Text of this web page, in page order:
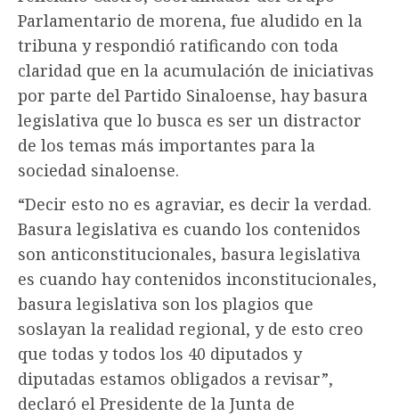
Parlamentario de morena, fue aludido en la
tribuna y respondió ratificando con toda
claridad que en la acumulación de iniciativas
por parte del Partido Sinaloense, hay basura
legislativa que lo busca es ser un distractor
de los temas más importantes para la
sociedad sinaloense.
“Decir esto no es agraviar, es decir la verdad.
Basura legislativa es cuando los contenidos
son anticonstitucionales, basura legislativa
es cuando hay contenidos inconstitucionales,
basura legislativa son los plagios que
soslayan la realidad regional, y de esto creo
que todas y todos los 40 diputados y
diputadas estamos obligados a revisar”,
declaró el Presidente de la Junta de